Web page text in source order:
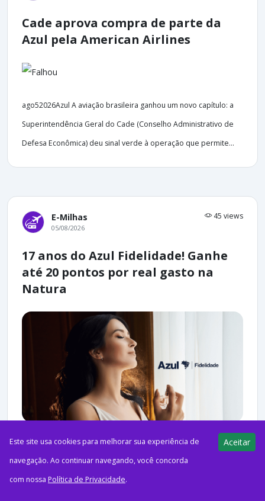
Cade aprova compra de parte da
Azul pela American Airlines
ago52026Azul A aviação brasileira ganhou um novo capítulo: a
Superintendência Geral do Cade (Conselho Administrativo de
Defesa Econômica) deu sinal verde à operação que permite...
E-Milhas 45 views
05/08/2026
17 anos do Azul Fidelidade! Ganhe
até 20 pontos por real gasto na
Natura
ago52026Acumulando MilhasCréditos: FreepikEm mais uma
oferta de 17 anos, o Azul Fidelidade deu início a uma nova
campanha, em que oferece aos seus clientes até...
Este site usa cookies para melhorar sua experiência de
navegação. Ao continuar navegando, você concorda
com nossa Política de Privacidade.
Aceitar